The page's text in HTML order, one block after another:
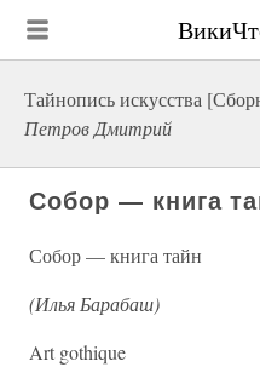
Тайнопись искусства
Петров Дмитрий
Собор — книга
Собор — книга тайн
(Илья Барабаш)
Art gothique